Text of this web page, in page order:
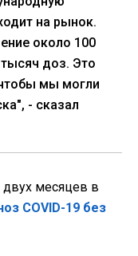
на рынок.
около 100
доз. Это
мы могли
- сказал
двух месяцев в
COVID-19 без